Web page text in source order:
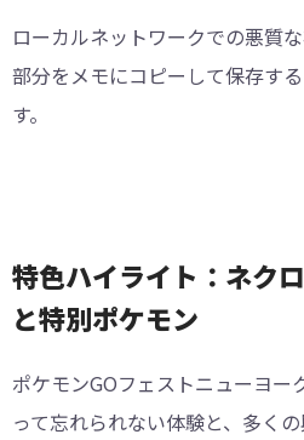
ローカルネットワークでの悪質
部分をメモにコピーして保存す
す。
特色ハイライト：ネク
と特別ポケモン
ポケモンGOフェストニューヨー
って忘れられない体験と、多く